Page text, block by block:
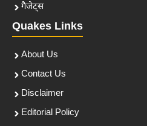
गैजेट्स
Quakes Links
About Us
Contact Us
Disclaimer
Editorial Policy